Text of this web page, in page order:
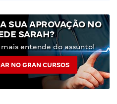
SUA APROVAÇÃO NO
SARAH?
entende do assunto!
NO GRAN CURSOS